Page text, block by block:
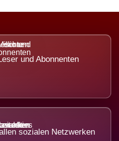
und Abonnenten
sozialen Netzwerken